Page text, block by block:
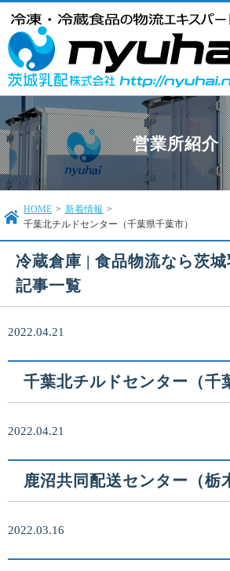
営業所紹介
HOME > 新着情報 >
千葉北チルドセンター（千葉県千葉市）
冷蔵倉庫 | 食品物流なら茨
記事一覧
2022.04.21
千葉北チルドセンター（千
2022.04.21
鹿沼共同配送センター（栃
2022.03.16